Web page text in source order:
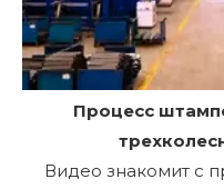
Процесс
Видео знакомит с